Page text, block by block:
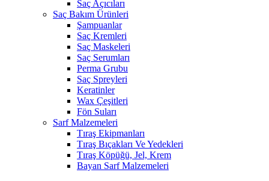
Saç Açıcıları
Saç Bakım Ürünleri
Şampuanlar
Saç Kremleri
Saç Maskeleri
Saç Serumları
Perma Grubu
Saç Spreyleri
Keratinler
Wax Çeşitleri
Fön Suları
Sarf Malzemeleri
Tıraş Ekipmanları
Tıraş Bıçakları Ve Yedekleri
Tıraş Köpüğü, Jel, Krem
Bayan Sarf Malzemeleri